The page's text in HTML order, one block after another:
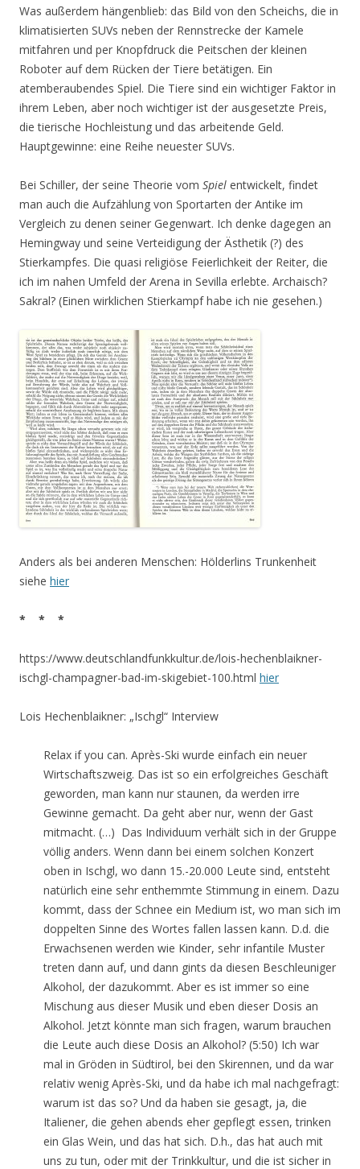
Was außerdem hängenblieb: das Bild von den Scheichs, die in
klimatisierten SUVs neben der Rennstrecke der Kamele
mitfahren und per Knopfdruck die Peitschen der kleinen
Roboter auf dem Rücken der Tiere betätigen. Ein
atemberaubendes Spiel. Die Tiere sind ein wichtiger Faktor in
ihrem Leben, aber noch wichtiger ist der ausgesetzte Preis,
die tierische Hochleistung und das arbeitende Geld.
Hauptgewinne: eine Reihe neuester SUVs.
Bei Schiller, der seine Theorie vom Spiel entwickelt, findet
man auch die Aufzählung von Sportarten der Antike im
Vergleich zu denen seiner Gegenwart. Ich denke dagegen an
Hemingway und seine Verteidigung der Ästhetik (?) des
Stierkampfes. Die quasi religiöse Feierlichkeit der Reiter, die
ich im nahen Umfeld der Arena in Sevilla erlebte. Archaisch?
Sakral? (Einen wirklichen Stierkampf habe ich nie gesehen.)
Anders als bei anderen Menschen: Hölderlins Trunkenheit
siehe hier
* * *
https://www.deutschlandfunkkultur.de/lois-hechenblaikner-
ischgl-champagner-bad-im-skigebiet-100.html hier
Lois Hechenblaikner: „Ischgl“ Interview
Relax if you can. Après-Ski wurde einfach ein neuer
Wirtschaftszweig. Das ist so ein erfolgreiches Geschäft
geworden, man kann nur staunen, da werden irre
Gewinne gemacht. Da geht aber nur, wenn der Gast
mitmacht. (…) Das Individuum verhält sich in der Gruppe
völlig anders. Wenn dann bei einem solchen Konzert
oben in Ischgl, wo dann 15.-20.000 Leute sind, entsteht
natürlich eine sehr enthemmte Stimmung in einem. Dazu
kommt, dass der Schnee ein Medium ist, wo man sich im
doppelten Sinne des Wortes fallen lassen kann. D.d. die
Erwachsenen werden wie Kinder, sehr infantile Muster
treten dann auf, und dann gints da diesen Beschleuniger
Alkohol, der dazukommt. Aber es ist immer so eine
Mischung aus dieser Musik und eben dieser Dosis an
Alkohol. Jetzt könnte man sich fragen, warum brauchen
die Leute auch diese Dosis an Alkohol? (5:50) Ich war
mal in Gröden in Südtirol, bei den Skirennen, und da war
relativ wenig Après-Ski, und da habe ich mal nachgefragt:
warum ist das so? Und da haben sie gesagt, ja, die
Italiener, die gehen abends eher gepflegt essen, trinken
ein Glas Wein, und das hat sich. D.h., das hat auch mit
uns zu tun, oder mit der Trinkkultur, und die ist sicher in